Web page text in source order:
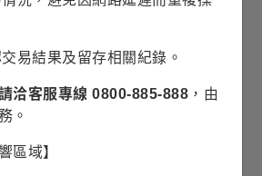
持債引用不同債信評等機構(標準普爾、
三家均有評等取中間級；若兩家有評等
級則列入未評等類別。納入計算之資產
型的衍生性金融商品部位。信用評等由
)。整體信用評等水準愈低，顯示投資組
易結果及留存相關紀錄。
洽客服專線 0800-885-888 ，由
。
區域】